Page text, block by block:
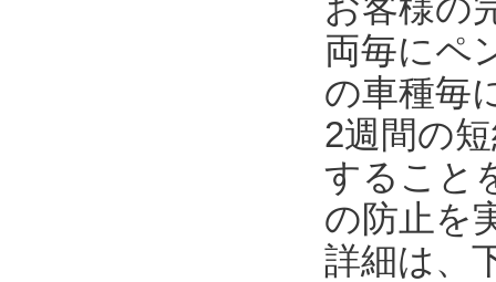
お客様の
両毎にペ
の車種毎
2週間の
すること
の防止を
詳細は、